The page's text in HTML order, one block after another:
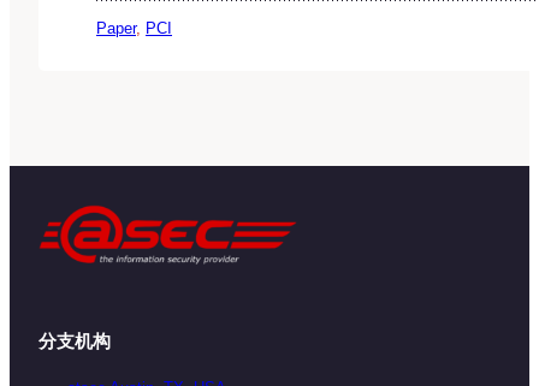
Paper, PCI
分支机构